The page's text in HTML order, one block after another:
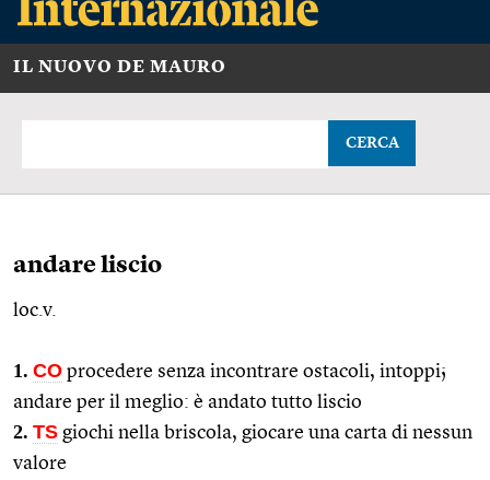
IL NUOVO DE MAURO
CERCA
andare liscio
loc.v.
1. CO procedere senza incontrare ostacoli, intoppi;
andare per il meglio: è andato tutto liscio
2. TS giochi nella briscola, giocare una carta di nessun
valore